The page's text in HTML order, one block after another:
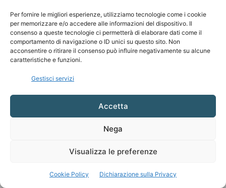
Per fornire le migliori esperienze, utilizziamo tecnologie come i cookie
per memorizzare e/o accedere alle informazioni del dispositivo. Il
consenso a queste tecnologie ci permetterà di elaborare dati come il
comportamento di navigazione o ID unici su questo sito. Non
acconsentire o ritirare il consenso può influire negativamente su alcune
caratteristiche e funzioni.
Gestisci servizi
Accetta
Nega
Visualizza le preferenze
Cookie Policy Dichiarazione sulla Privacy